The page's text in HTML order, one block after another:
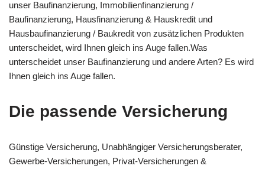
unser Baufinanzierung, Immobilienfinanzierung /
Baufinanzierung, Hausfinanzierung & Hauskredit und
Hausbaufinanzierung / Baukredit von zusätzlichen Produkten
unterscheidet, wird Ihnen gleich ins Auge fallen.Was
unterscheidet unser Baufinanzierung und andere Arten? Es wird
Ihnen gleich ins Auge fallen.
Die passende Versicherung
Günstige Versicherung, Unabhängiger Versicherungsberater,
Gewerbe-Versicherungen, Privat-Versicherungen &